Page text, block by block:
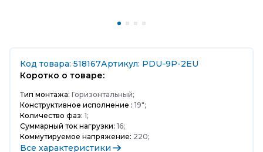
Код товара: 518167Артикул: PDU-9P-2EU
Коротко о товаре:
Тип монтажа: Горизонтальный;
Конструктивное исполнение : 19";
Количество фаз: 1;
Суммарный ток нагрузки: 16;
Коммутируемое напряжение: 220;
Все характеристики